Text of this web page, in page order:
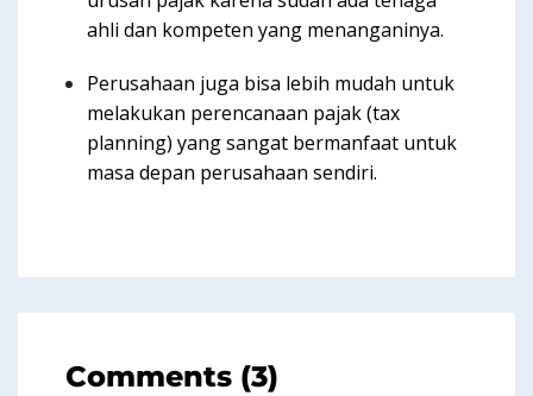
ahli dan kompeten yang menanganinya.
Perusahaan juga bisa lebih mudah untuk
melakukan perencanaan pajak (tax
planning) yang sangat bermanfaat untuk
masa depan perusahaan sendiri.
Comments (3)